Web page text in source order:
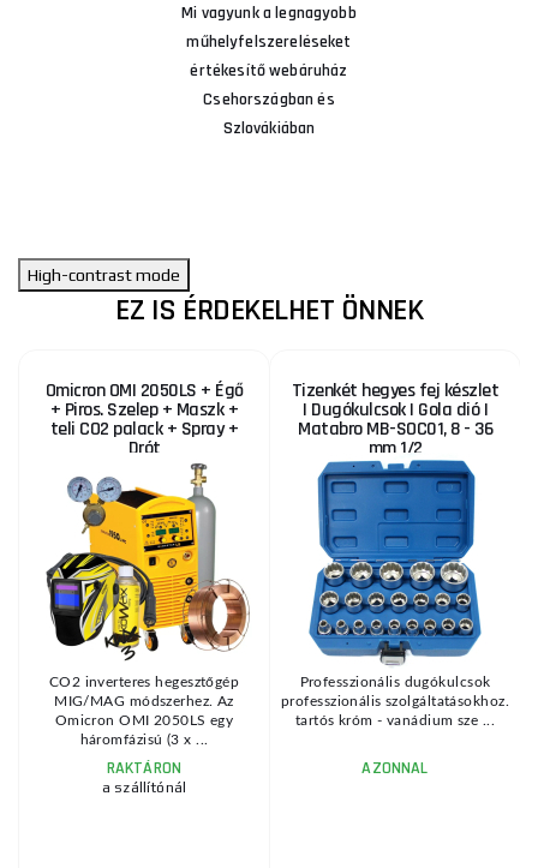
Mi vagyunk a legnagyobb
műhelyfelszereléseket
értékesítő webáruház
Csehországban és
Szlovákiában
High-contrast mode
EZ IS ÉRDEKELHET ÖNNEK
Omicron OMI 2050LS + Égő
+ Piros. Szelep + Maszk +
teli CO2 palack + Spray +
Drót
CO2 inverteres hegesztőgép
MIG/MAG módszerhez. Az
Omicron OMI 2050LS egy
háromfázisú (3 x ...
RAKTÁRON
a szállítónál
Tizenkét hegyes fej készlet
| Dugókulcsok | Gola dió |
Matabro MB-SOC01, 8 - 36
mm 1/2
Professzionális dugókulcsok
professzionális szolgáltatásokhoz.
tartós króm - vanádium sze ...
AZONNAL